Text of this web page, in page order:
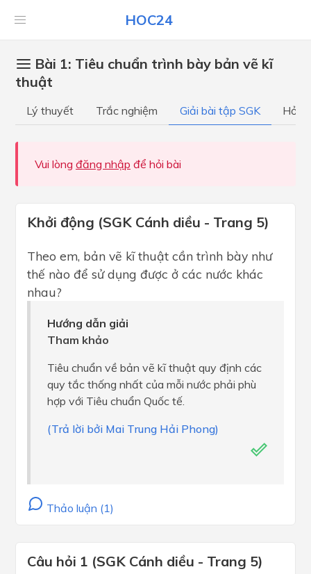
HOC24
Bài 1: Tiêu chuẩn trình bày bản vẽ kĩ
thuật
Lý thuyết Trắc nghiệm Giải bài tập SGK Hỏi
Vui lòng đăng nhập để hỏi bài
Khởi động (SGK Cánh diều - Trang 5)
Theo em, bản vẽ kĩ thuật cần trình bày như
thế nào để sử dụng được ở các nước khác
nhau?
Hướng dẫn giải
Tham khảo
Tiêu chuẩn về bản vẽ kĩ thuật quy định các
quy tắc thống nhất của mỗi nước phải phù
hợp với Tiêu chuẩn Quốc tế.
(Trả lời bởi Mai Trung Hải Phong)
Thảo luận (1)
Câu hỏi 1 (SGK Cánh diều - Trang 5)